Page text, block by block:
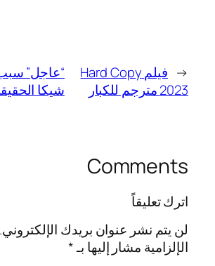
←
فيلم Hard Copy
2023 مترجم للكبار
“عاجل”
شيكا
Comments
اترك تعليقاً
لن يتم نشر عنوان بريدك الإلكتروني.
الإلزامية مشار إليها بـ*